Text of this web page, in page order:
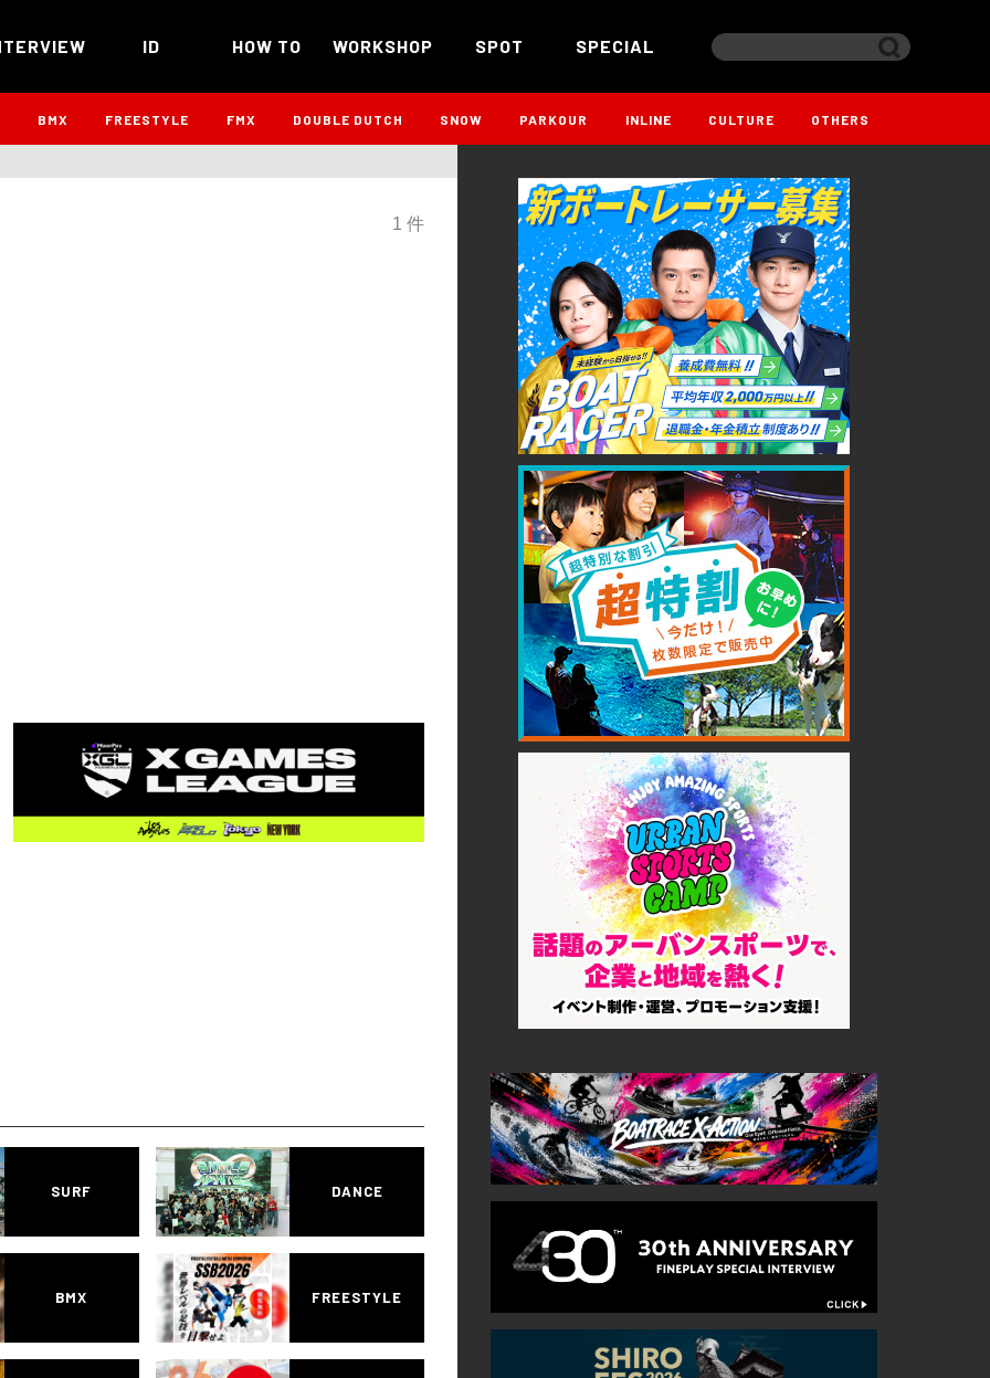
ID HOW TO WORKSHOP SPOT SPECIAL
BMX FREESTYLE FMX DOUBLE DUTCH SNOW PARKOUR INLINE CULTURE OTHERS
1 件
SURF DANCE
BMX FREESTYLE